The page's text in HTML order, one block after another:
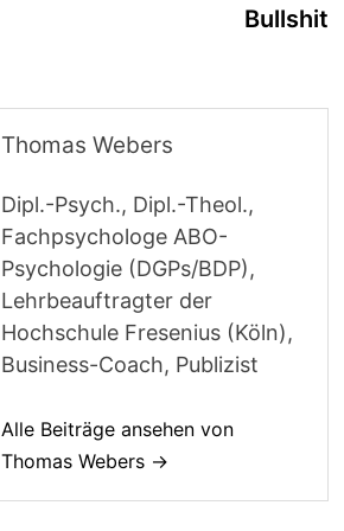
Bullshit
Thomas Webers
Dipl.-Psych., Dipl.-Theol.,
Fachpsychologe ABO-
Psychologie (DGPs/BDP),
Lehrbeauftragter der
Hochschule Fresenius (Köln),
Business-Coach, Publizist
Alle Beiträge ansehen von
Thomas Webers →